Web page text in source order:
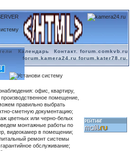
Календарь
Контакт. forum.comkvb.ru
forum.kamera24.ru forum.kater78.ru.
офис, квартиру,
помещение,
правильно выбрать
сметную документацию;
цветных или черно-белых
монтажные работы по
видеокамер в помещении;
ремонт системы
обслуживание;